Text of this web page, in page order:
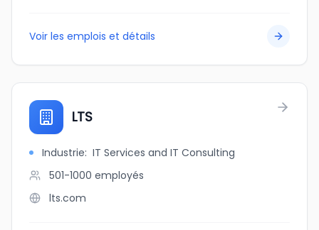
Voir les emplois et détails
LTS
Industrie: IT Services and IT Consulting
501-1000 employés
lts.com